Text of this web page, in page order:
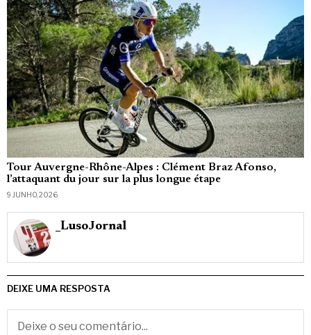
Tour Auvergne-Rhône-Alpes : Clément Braz Afonso,
l’attaquant du jour sur la plus longue étape
9 JUNHO, 2026
_LusoJornal
DEIXE UMA RESPOSTA